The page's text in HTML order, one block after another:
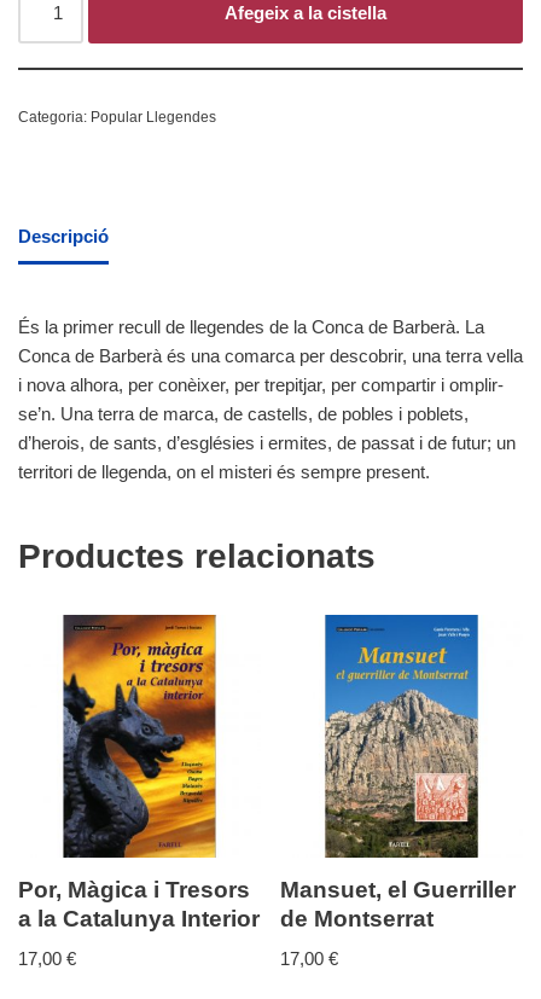
Afegeix a la cistella
Categoria: Popular Llegendes
Descripció
És la primer recull de llegendes de la Conca de Barberà. La
Conca de Barberà és una comarca per descobrir, una terra vella
i nova alhora, per conèixer, per trepitjar, per compartir i omplir-
se’n. Una terra de marca, de castells, de pobles i poblets,
d’herois, de sants, d’esglésies i ermites, de passat i de futur; un
territori de llegenda, on el misteri és sempre present.
Productes relacionats
Por, Màgica i Tresors
a la Catalunya Interior
17,00 €
Mansuet, el Guerriller
de Montserrat
17,00€